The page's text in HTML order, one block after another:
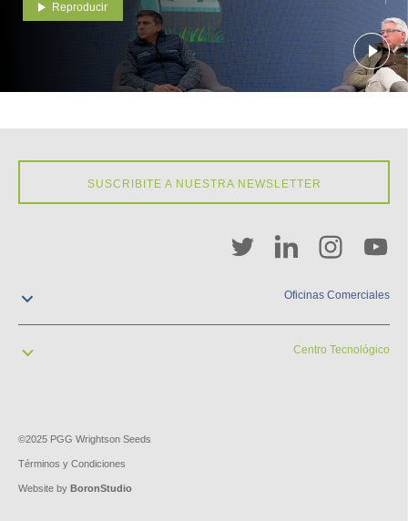
Reproducir
SUSCRIBITE A NUESTRA NEWSLETTER
Oficinas Comerciales
+598 2929 2900
Centro Tecnológico
©2025 PGG Wrightson Seeds
Términos y Condiciones
Website by BoronStudio